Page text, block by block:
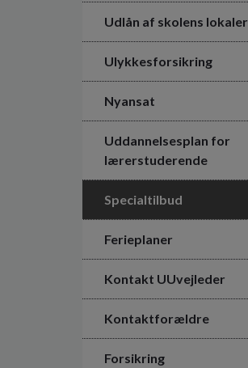
Udlån af skolens lokaler
Ulykkesforsikring
Nyansat
Uddannelsesplan for
lærerstuderende
Specialtilbud
Ferieplaner
Kontakt UUvejleder
Kontaktforældre
Forsikring